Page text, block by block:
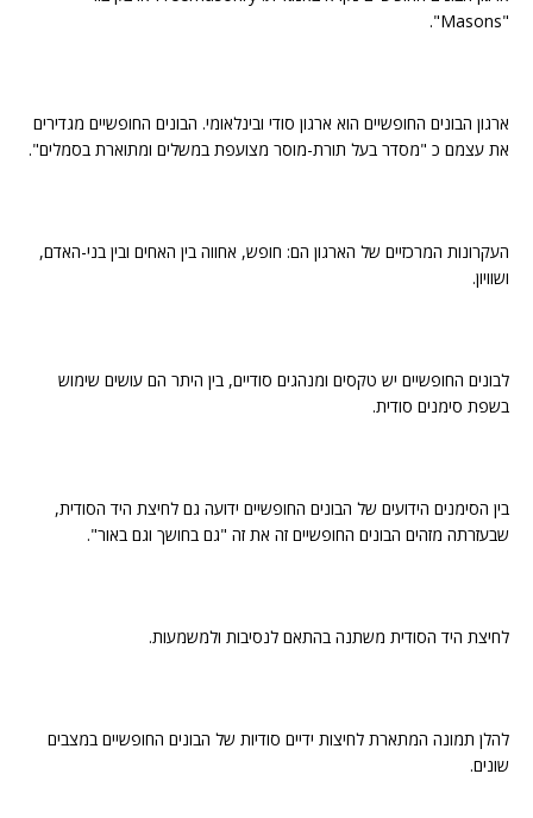
"Masons".
ארגון הבונים החופשיים הוא ארגון סודי ובינלאומי. הבונים החופשיים מגדירים
את עצמם כ "מסדר בעל תורת-מוסר מצועפת במשלים ומתוארת בסמלים".
העקרונות המרכזיים של הארגון הם: חופש, אחווה בין האחים ובין בני-האדם,
ושוויון.
לבונים החופשיים יש טקסים ומנהגים סודיים, בין היתר הם עושים שימוש
בשפת סימנים סודית.
בין הסימנים הידועים של הבונים החופשיים ידועה גם לחיצת היד הסודית,
שבעזרתה מזהים הבונים החופשיים זה את זה "גם בחושך וגם באור".
לחיצת היד הסודית משתנה בהתאם לנסיבות ולמשמעות.
להלן תמונה המתארת לחיצות ידיים סודיות של הבונים החופשיים במצבים
שונים.